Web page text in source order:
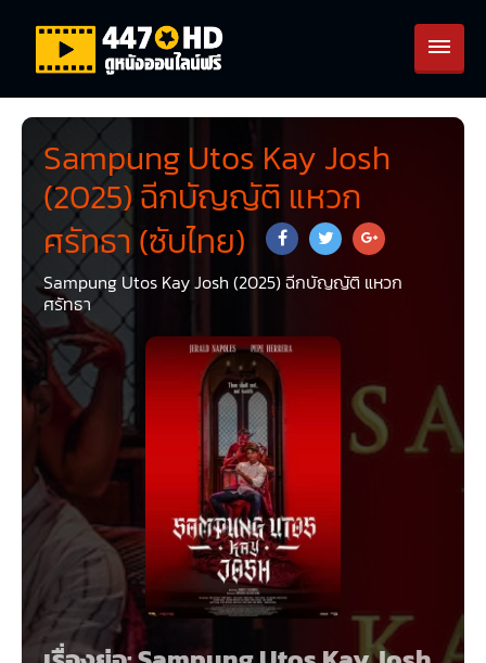
Sampung Utos Kay Josh
(2025) ฉีกบัญญัติ แหวก
ศรัทธา (ซับไทย)
Sampung Utos Kay Josh (2025) ฉีกบัญญัติ แหวก
ศรัทธา